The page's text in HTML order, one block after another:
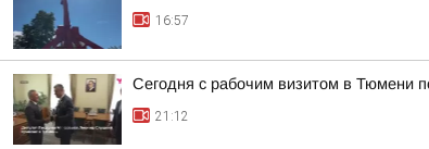
16:57
Сегодня с рабочим визитом в Тюмени
21:12